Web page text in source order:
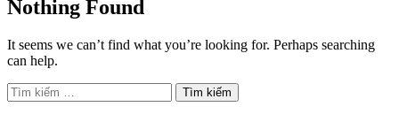
Nothing Found
It seems we can’t find what you’re looking for. Perhaps searching
can help.
Tìm
kiếm